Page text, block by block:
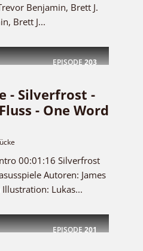
Benjamin, Brett J.
Brett J...
EPISODE203
- Silverfrost -
- One Word
00:01:16 Silverfrost
Autoren: James
Lukas...
EPISODE201